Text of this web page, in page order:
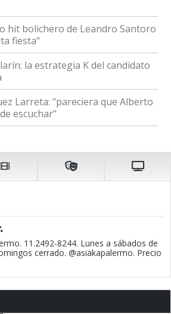
hit bolichero de Leandro Santoro
fiesta"
la estrategia K del candidato
Larreta: "pareciera que Alberto
escuchar"
11.2492-8244. Lunes a sábados de
cerrado. @asiakapalermo. Precio